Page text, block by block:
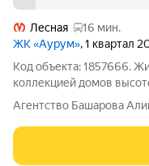
Лесная
16 мин.
ЖК «Аурум», 1 квартал
Код объекта: 1857666.
коллекцией домов
кирпично-монолитной
разработала
оформлены
Агентство Башарова